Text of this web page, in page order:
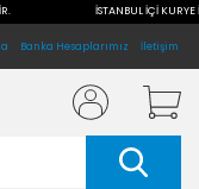
İSTANBUL İÇİ
Banka Hesaplarımız İletişim